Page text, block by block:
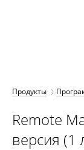
Продукты
Remote
версия (1